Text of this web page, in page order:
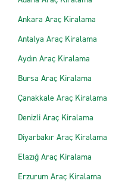
Ankara Araç Kiralama
Antalya Araç Kiralama
Aydın Araç Kiralama
Bursa Araç Kiralama
Çanakkale Araç Kiralama
Denizli Araç Kiralama
Diyarbakır Araç Kiralama
Elazığ Araç Kiralama
Erzurum Araç Kiralama